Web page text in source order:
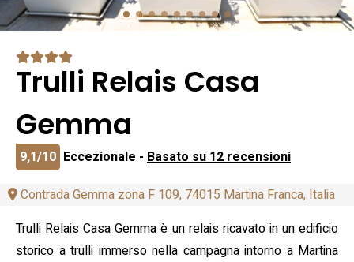
Trulli Relais Casa
Gemma
9,1/10 Eccezionale - Basato su 12 recensioni
Contrada Gemma zona F 109, 74015 Martina Franca, Italia
Trulli Relais Casa Gemma è un relais ricavato in un edificio
storico a trulli immerso nella campagna intorno a Martina